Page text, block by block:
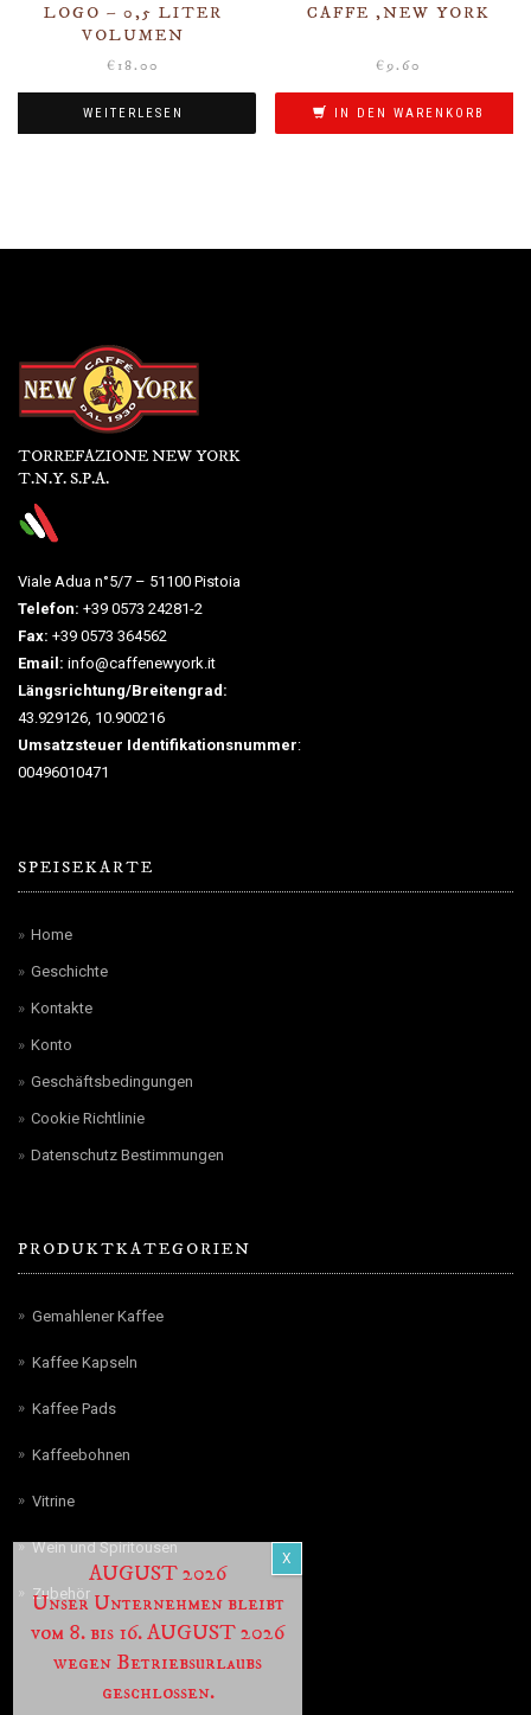
LOGO – 0,5 LITER
VOLUMEN
€ 18.00
WEITERLESEN
CAFFE ‚NEW YORK
€ 9.60
IN DEN WARENKORB
TORREFAZIONE NEW YORK
T.N.Y. S.P.A.
Viale Adua n°5/7 – 51100 Pistoia
Telefon: +39 0573 24281-2
Fax: +39 0573 364562
Email: info@caffenewyork.it
Längsrichtung/Breitengrad:
43.929126, 10.900216
Umsatzsteuer Identifikationsnummer:
00496010471
SPEISEKARTE
Home
Geschichte
Kontakte
Konto
Geschäftsbedingungen
Cookie Richtlinie
Datenschutz Bestimmungen
PRODUKTKATEGORIEN
Gemahlener Kaffee
Kaffee Kapseln
Kaffee Pads
Kaffeebohnen
Vitrine
Wein und Spiritousen
Zubehör
AUGUST 2026
Unser Unternehmen bleibt
vom 8. bis 16. AUGUST 2026
wegen Betriebsurlaubs
geschlossen.